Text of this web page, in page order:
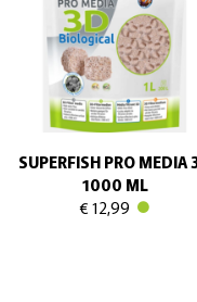
SUPERFISH PRO MEDIA
1000 ML
€ 12,99